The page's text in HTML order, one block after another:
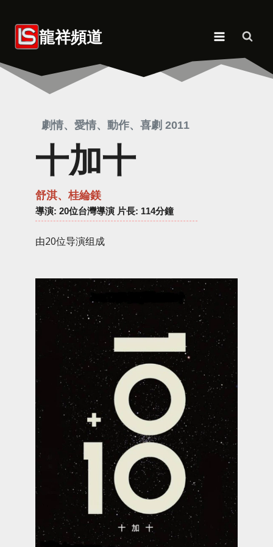
content 龍祥頻道
劇情、愛情、動作、喜劇 2011
十加十
舒淇、桂綸鎂
導演: 20位台灣導演 片長: 114分鐘
由20位导演组成